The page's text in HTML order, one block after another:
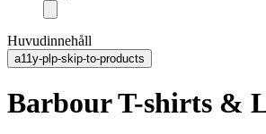
Huvudinnehåll
a11y-plp-skip-to-products
Barbour T-shirts &